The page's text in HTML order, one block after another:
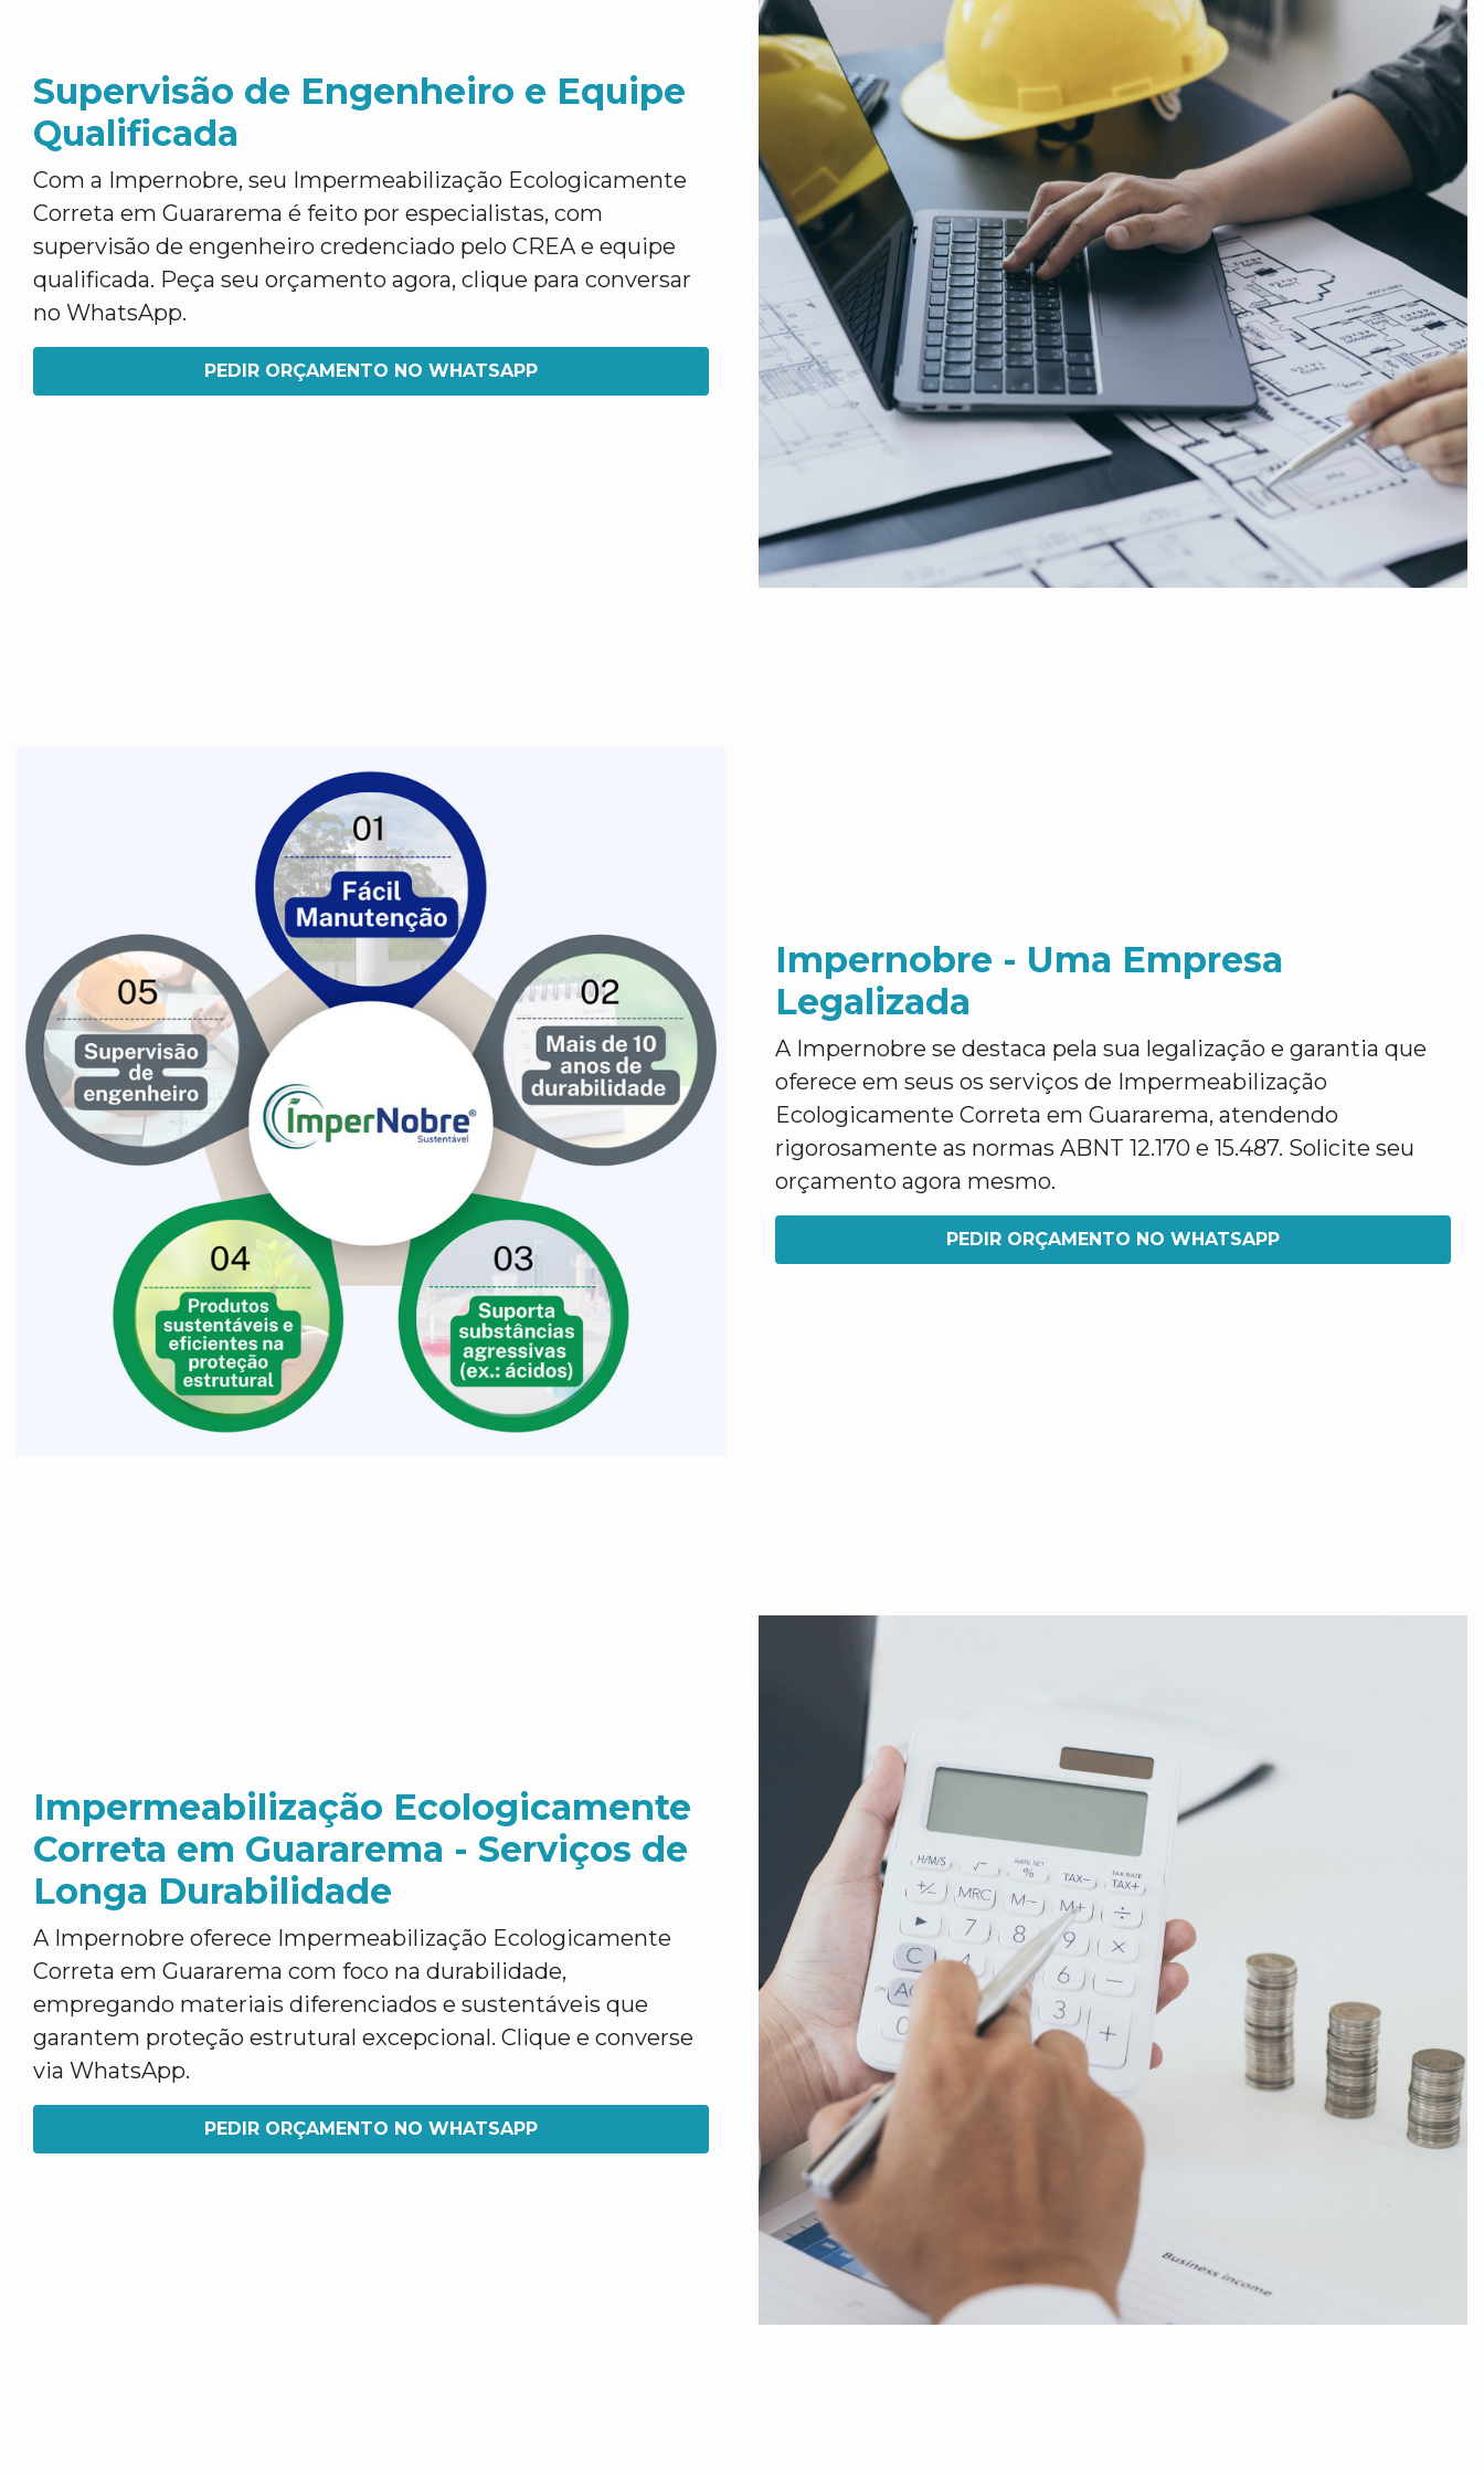
Supervisão de Engenheiro e Equipe
Qualificada
Com a Impernobre, seu Impermeabilização Ecologicamente
Correta em Guararema é feito por especialistas, com
supervisão de engenheiro credenciado pelo CREA e equipe
qualificada. Peça seu orçamento agora, clique para conversar
no WhatsApp.
PEDIR ORÇAMENTO NO WHATSAPP
Impernobre - Uma Empresa
Legalizada
A Impernobre se destaca pela sua legalização e garantia que
oferece em seus os serviços de Impermeabilização
Ecologicamente Correta em Guararema, atendendo
rigorosamente as normas ABNT 12.170 e 15.487. Solicite seu
orçamento agora mesmo.
PEDIR ORÇAMENTO NO WHATSAPP
Impermeabilização Ecologicamente
Correta em Guararema - Serviços de
Longa Durabilidade
A Impernobre oferece Impermeabilização Ecologicamente
Correta em Guararema com foco na durabilidade,
empregando materiais diferenciados e sustentáveis que
garantem proteção estrutural excepcional. Clique e converse
via WhatsApp.
PEDIR ORÇAMENTO NO WHATSAPP